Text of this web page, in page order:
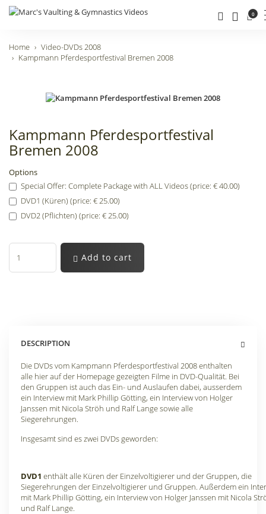
0
Home
Video-DVDs 2008
Kampmann Pferdesportfestival Bremen 2008
Kampmann Pferdesportfestival
Bremen 2008
Options
Special Offer: Complete Package with ALL Videos (price: € 40.00)
DVD1 (Küren) (price: € 25.00)
DVD2 (Pflichten) (price: € 25.00)
Add to cart
DESCRIPTION
Die DVDs vom Kampmann Pferdesportfestival 2008 enthalten
alle hier auf der Homepage gezeigten Filme in DVD-Qualität. Bei
den Gruppen ist auch das Ein- und Auslaufen dabei, ausserdem
ein Interview mit Mark Phillip Götting, ein Interview von Holger
Janssen mit Nicola Ströh und Ralf Lange sowie alle
Siegerehrungen.
Insgesamt sind es zwei DVDs geworden:
DVD1 enthält alle Küren der Einzelvoltigierer und der Gruppen, die
Siegerehrungen der Einzelvoltigierer und Gruppen. Außerdem ein
mit Mark Phillip Götting, ein Interview von Holger Janssen mit Nicola
und Ralf Lange.